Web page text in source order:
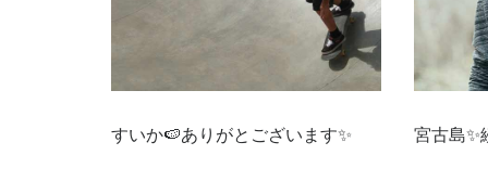
すいか🍉ありがとございます✨ 宮古島✨